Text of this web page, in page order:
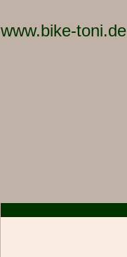
www.bike-toni.de